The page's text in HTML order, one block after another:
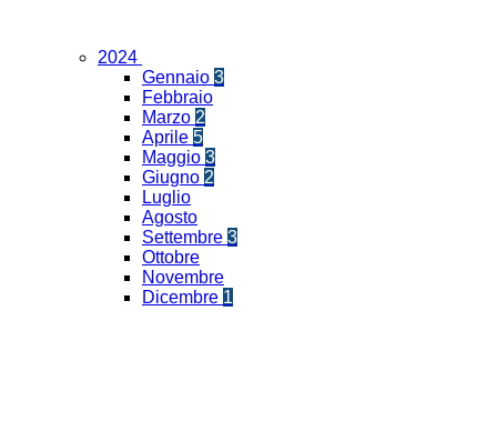
2024
Gennaio 3
Febbraio
Marzo 2
Aprile 5
Maggio 3
Giugno 2
Luglio
Agosto
Settembre 3
Ottobre
Novembre
Dicembre 1